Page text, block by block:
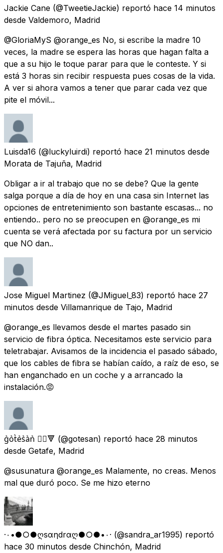
Jackie Cane (@TweetieJackie) reportó hace 14 minutos
desde Valdemoro, Madrid
@GloriaMyS @orange_es No, si escribe la madre 10
veces, la madre se espera las horas que hagan falta a
que a su hijo le toque parar para que le conteste. Y si
está 3 horas sin recibir respuesta pues cosas de la vida.
A ver si ahora vamos a tener que parar cada vez que
pite el móvil...
Luisda16 (@luckyluirdi) reportó hace 21 minutos desde
Morata de Tajuña, Madrid
Obligar a ir al trabajo que no se debe? Que la gente
salga porque a día de hoy en una casa sin Internet las
opciones de entretenimiento son bastante escasas... no
entiendo.. pero no se preocupen en @orange_es mi
cuenta se verá afectada por su factura por un servicio
que NO dan..
Jose Miguel Martinez (@JMiguel_83) reportó hace 27
minutos desde Villamanrique de Tajo, Madrid
@orange_es llevamos desde el martes pasado sin
servicio de fibra óptica. Necesitamos este servicio para
teletrabajar. Avisamos de la incidencia el pasado sábado,
que los cables de fibra se habían caído, a raíz de eso, se
han enganchado en un coche y a arrancado la
instalación.😡
g͛o͛t͛e͛s͛a͛n͛ 🏴‍☠️🔻 (@gotesan) reportó hace 28 minutos
desde Getafe, Madrid
@susunatura @orange_es Malamente, no creas. Menos
mal que duró poco. Se me hizo eterno
·۰•●○●ღsαηdrαღ●○●•۰· (@sandra_ar1995) reportó
hace 30 minutos desde Chinchón, Madrid